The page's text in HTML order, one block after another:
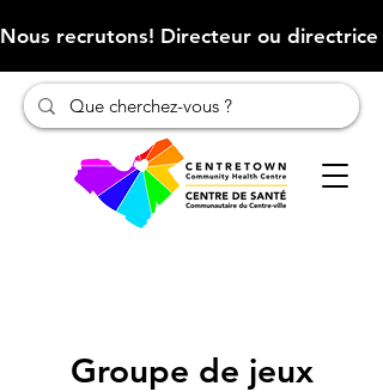
Nous recrutons! Directeur ou
Groupe de jeux